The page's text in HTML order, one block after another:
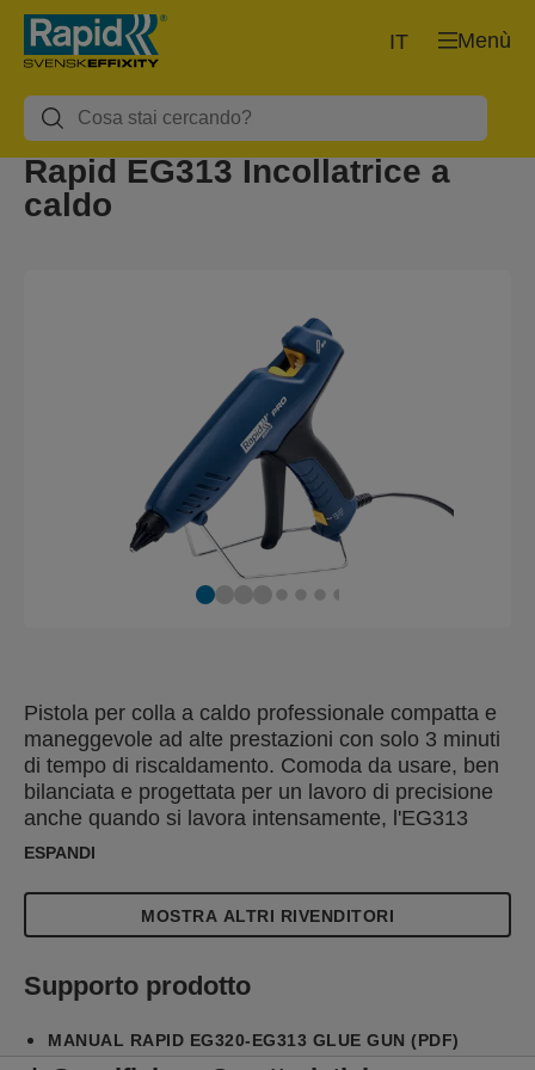
Menù
IT
Rapid EG313 Incollatrice a
caldo
Pistola per colla a caldo professionale compatta e
maneggevole ad alte prestazioni con solo 3 minuti
di tempo di riscaldamento. Comoda da usare, ben
bilanciata e progettata per un lavoro di precisione
anche quando si lavora intensamente, l'EG313
viene fornita con un supporto fisso stabile e un
a 900 g/ora e dispone di un controllo della
temperatura preimpostato autoregolato a 195°C.
una guida rapida che ti aiuta a utilizzare
correttamente lo strumento e a trovare la colla
giusta quando è il momento di farne rifornimento.
Nella valigetta è incluso anche un set di 12 stick di
ESPANDI
MOSTRA ALTRI RIVENDITORI
Supporto prodotto
MANUAL RAPID EG320-EG313 GLUE GUN (PDF)